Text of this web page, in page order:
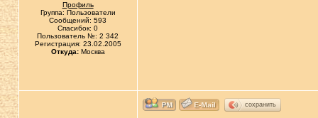
Профиль
Группа: Пользователи
Сообщений: 593
Спасибок: 0
Пользователь №: 2 342
Регистрация: 23.02.2005
Откуда:Москва
сохранить